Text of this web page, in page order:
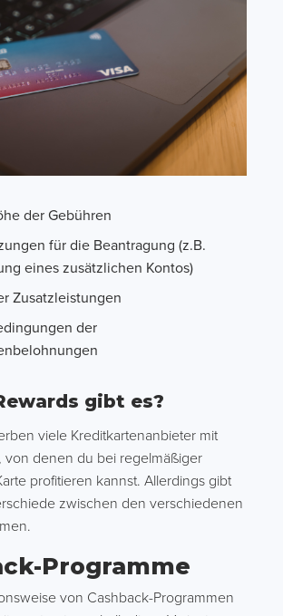
der Gebühren
für die Beantragung (z.B.
eines zusätzlichen Kontos)
Zusatzleistungen
der
gibt es?
viele Kreditkartenanbieter mit
von denen du bei regelmäßiger
profitieren kannst. Allerdings gibt
zwischen den verschiedenen
Programme
von Cashback-Programmen